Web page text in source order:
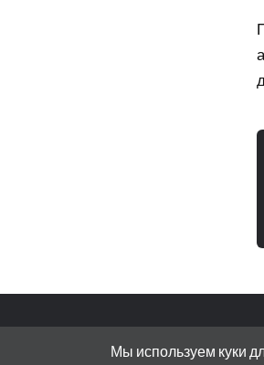
© 2026ИННОВАТИКУС
АДРЕС: 119072,
Мы используем куки